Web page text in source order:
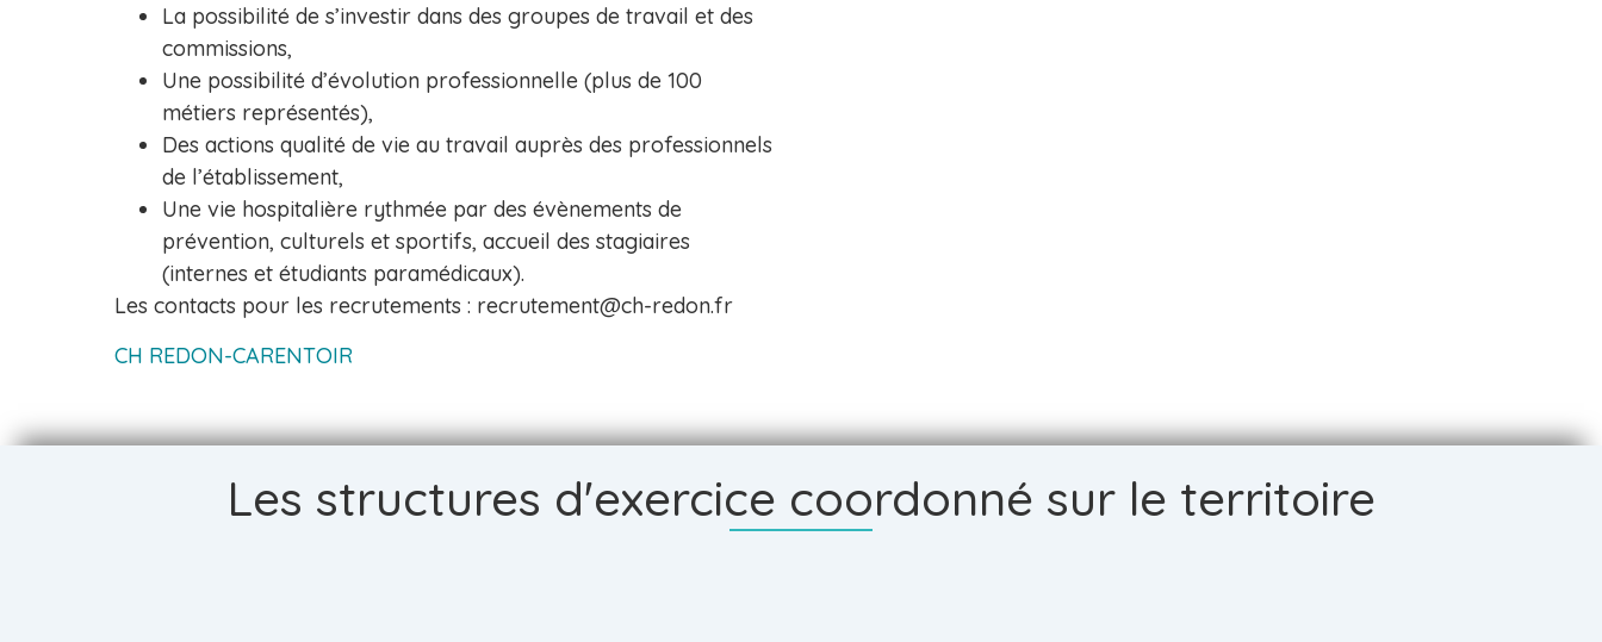
La possibilité de s’investir dans des groupes de travail et des
commissions,
Une possibilité d’évolution professionnelle (plus de 100
métiers représentés),
Des actions qualité de vie au travail auprès des professionnels
de l’établissement,
Une vie hospitalière rythmée par des évènements de
prévention, culturels et sportifs, accueil des stagiaires
(internes et étudiants paramédicaux).
Les contacts pour les recrutements : recrutement@ch-redon.fr
CH REDON-CARENTOIR
Les structures d'exercice coordonné sur le territoire